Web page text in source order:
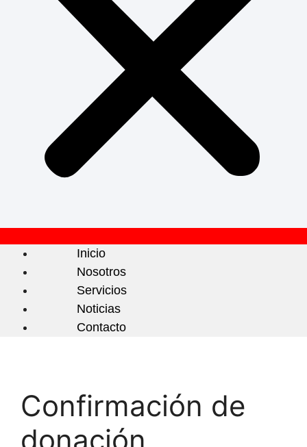
Inicio
Nosotros
Servicios
Noticias
Contacto
Confirmación de
donación